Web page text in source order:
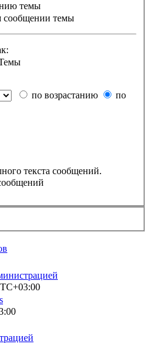
темы
сообщении темы
по возрастанию
по
текста сообщений.